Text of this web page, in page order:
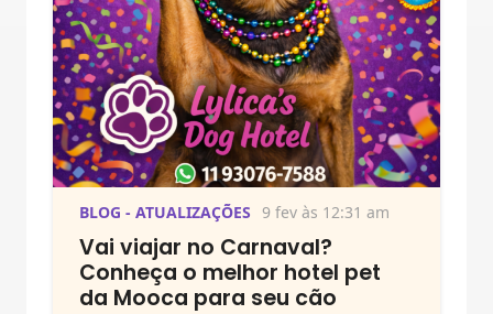
BLOG - ATUALIZAÇÕES 9 fev às 12:31 am
Vai viajar no Carnaval?
Conheça o melhor hotel pet
da Mooca para seu cão